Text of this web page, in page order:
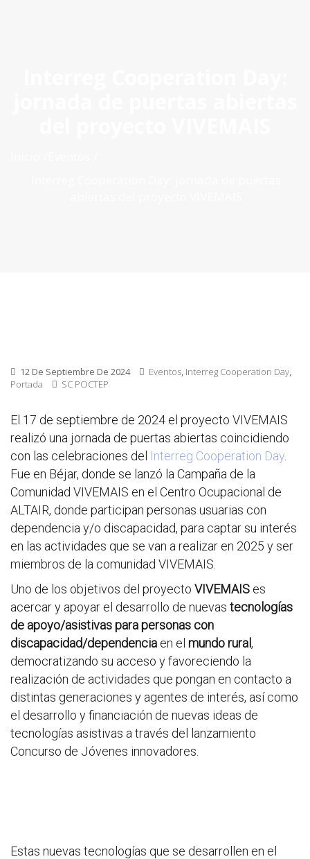
12 De Septiembre De 2024 Eventos, Interreg Cooperation Day,
Portada
SC POCTEP
El 17 de septiembre de 2024 el proyecto VIVEMAIS
realizó una jornada de puertas abiertas coincidiendo
con las celebraciones del Interreg Cooperation Day
Fue en Béjar, donde se lanzó la Campaña de la
Comunidad VIVEMAIS en el Centro Ocupacional de
ALTAIR, donde participan personas usuarias con
dependencia y/o discapacidad, para captar su interés
en las actividades que se van a realizar en 2025 y ser
miembros de la comunidad VIVEMAIS.
Uno de los objetivos del proyecto VIVEMAISes
acercar y apoyar el desarrollo de nuevas tecnologías
de apoyo/asistivas para personas con
discapacidad/dependenciaen el mundo rural,
democratizando su acceso y favoreciendo la
realización de actividades que pongan en contacto a
distintas generaciones y agentes de interés, así como
el desarrollo y financiación de nuevas ideas de
tecnologías asistivas a través del lanzamiento
Concurso de Jóvenes innovadores.
Estas nuevas tecnologías que se desarrollen en el